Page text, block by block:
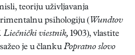
teoriju uživljavanja
psihologiju ( Wundtov
Liečnički viestnik, 1903), vlastite
je u članku Popratno slovo